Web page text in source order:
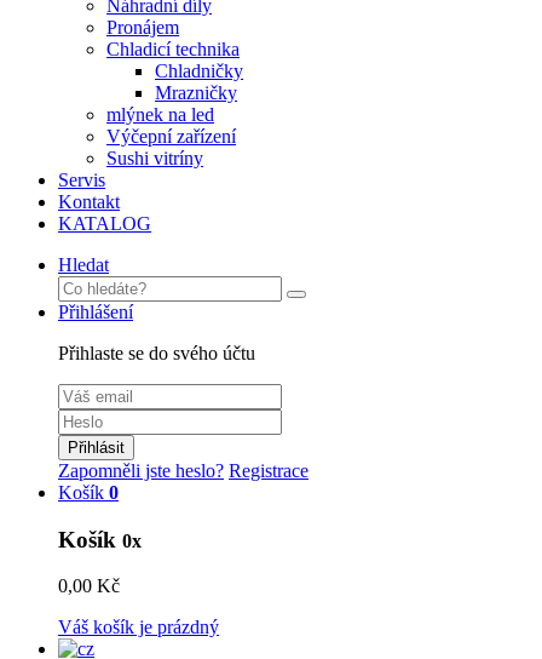
Náhradní díly
Pronájem
Chladicí technika
Chladničky
Mrazničky
mlýnek na led
Výčepní zařízení
Sushi vitríny
Servis
Kontakt
KATALOG
Hledat
Přihlášení
Přihlaste se do svého účtu
Přihlásit
Zapomněli jste heslo? Registrace
Košík 0
Košík 0x
0,00 Kč
Váš košík je prázdný